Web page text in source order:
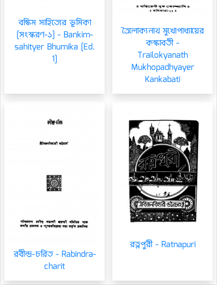
বঙ্কিম সাহিত্যের ভূমিকা
[সংস্করণ-১] - Bankim-
sahityer Bhumika [Ed.
1]
ত্রৈলোক্যনাথ মুখোপাধ্যায়ের
কঙ্কাবতী -
Trailokyanath
Mukhopadhyayer
Kankabati
রবীন্দ্র-চরিত - Rabindra-
charit
রত্নপুরী - Ratnapuri